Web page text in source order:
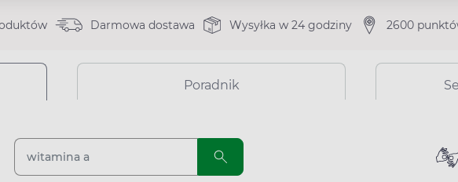
Darmowa dostawa Wysyłka w 24 godziny 2600
Poradnik